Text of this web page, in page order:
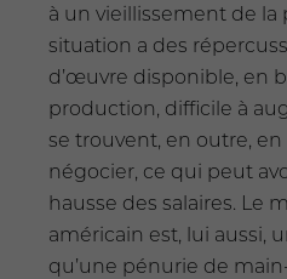
à un vieillissement de la
situation a des
d’œuvre disponible, en
production, difficile à
se trouvent, en outre,
négocier, ce qui peut
hausse des salaires. Le
américain est, lui aussi,
qu’une pénurie de